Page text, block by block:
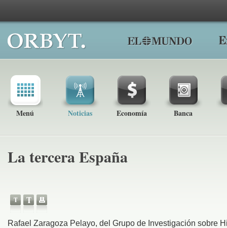
Menú Noticias Economía Banca
La tercera España
Rafael Zaragoza Pelayo, del Grupo de Investigación sobre